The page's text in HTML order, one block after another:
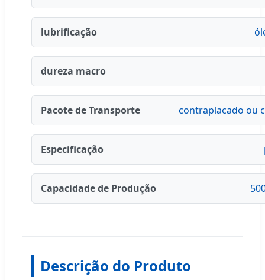
lubrificação
dureza macro
Pacote de Transporte contraplacado ou
Especificação
Capacidade de Produção
Descrição do Produto